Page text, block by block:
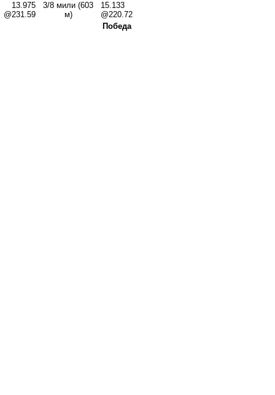
13.975
@231.59
3/8 мили (603
м)
15.133
@220.72
Победа